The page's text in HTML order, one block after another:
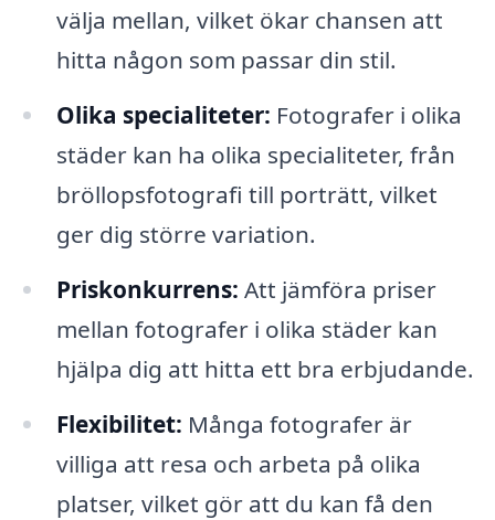
välja mellan, vilket ökar chansen att
hitta någon som passar din stil.
Olika specialiteter: Fotografer i olika
städer kan ha olika specialiteter, från
bröllopsfotografi till porträtt, vilket
ger dig större variation.
Priskonkurrens: Att jämföra priser
mellan fotografer i olika städer kan
hjälpa dig att hitta ett bra erbjudande.
Flexibilitet: Många fotografer är
villiga att resa och arbeta på olika
platser, vilket gör att du kan få den